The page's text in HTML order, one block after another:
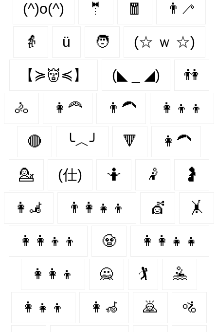
(^)o(^) 🤵‍ 🧧 👨‍🦯‍
👵 ü 🧑 (☆ ｗ ☆)
【≽👹≼】 (◣ _ ◢) 👫
🚴‍ 👩‍🦰 👨‍🦱 👩‍👦‍👦
🔴 ╰︿╯ 🔻 👩‍🦱
💁‍ (仕) 🤷‍ 🤾‍ 🤰
👩‍🦼 👨‍👩‍👧‍👦 💇 🤸‍
👩‍👩‍👦‍👦 🧟‍ 👩‍👩‍👧‍👧
👩‍👩‍👦 🙅‍ 🏌️‍ 🤽‍
👩‍👧‍👦 👩‍🦽 🙇‍ 🚵‍